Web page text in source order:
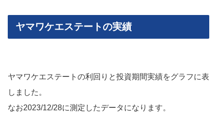
ヤマワケエステートの実績
ヤマワケエステートの利回りと投資期間実績をグラフに表
しました。
なお2023/12/28に測定したデータになります。